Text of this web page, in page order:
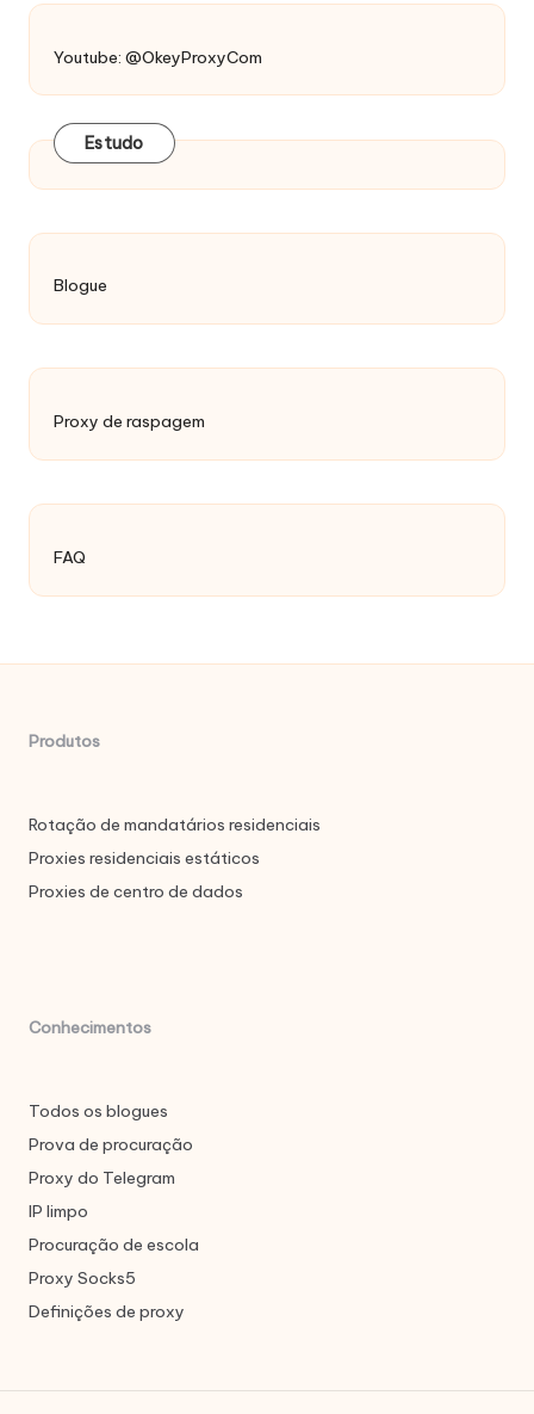
Youtube: @OkeyProxyCom
Estudo
Blogue
Proxy de raspagem
FAQ
Produtos
Rotação de mandatários residenciais
Proxies residenciais estáticos
Proxies de centro de dados
Conhecimentos
Todos os blogues
Prova de procuração
Proxy do Telegram
IP limpo
Procuração de escola
Proxy Socks5
Definições de proxy